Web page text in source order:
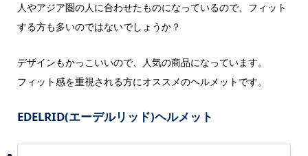
人やアジア圏の人に合わせたものになっているので、フィット
する方も多いのではないでしょうか？
デザインもかっこいいので、人気の商品になっています。
フィット感を重視される方にオススメのヘルメットです。
EDELRID(エーデルリッド)ヘルメット